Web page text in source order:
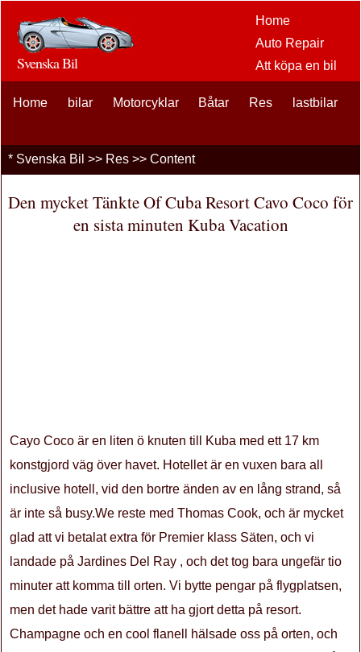
Home
Auto Repair
Att köpa en bil
eftermarknaden
Finansiering
bil underhåll
Svenska Bil
Home bilar Motorcyklar Båtar Res lastbilar
* Svenska Bil >> Res >> Content
Den mycket Tänkte Of Cuba Resort Cavo Coco för
en sista minuten Kuba Vacation
Cayo Coco är en liten ö knuten till Kuba med ett 17 km
konstgjord väg över havet. Hotellet är en vuxen bara all
inclusive hotell, vid den bortre änden av en lång strand, så
är inte så busy.We reste med Thomas Cook, och är mycket
glad att vi betalat extra för Premier klass Säten, och vi
landade på Jardines Del Ray , och det tog bara ungefär tio
minuter att komma till orten. Vi bytte pengar på flygplatsen,
men det hade varit bättre att ha gjort detta på resort.
Champagne och en cool flanell hälsade oss på orten, och